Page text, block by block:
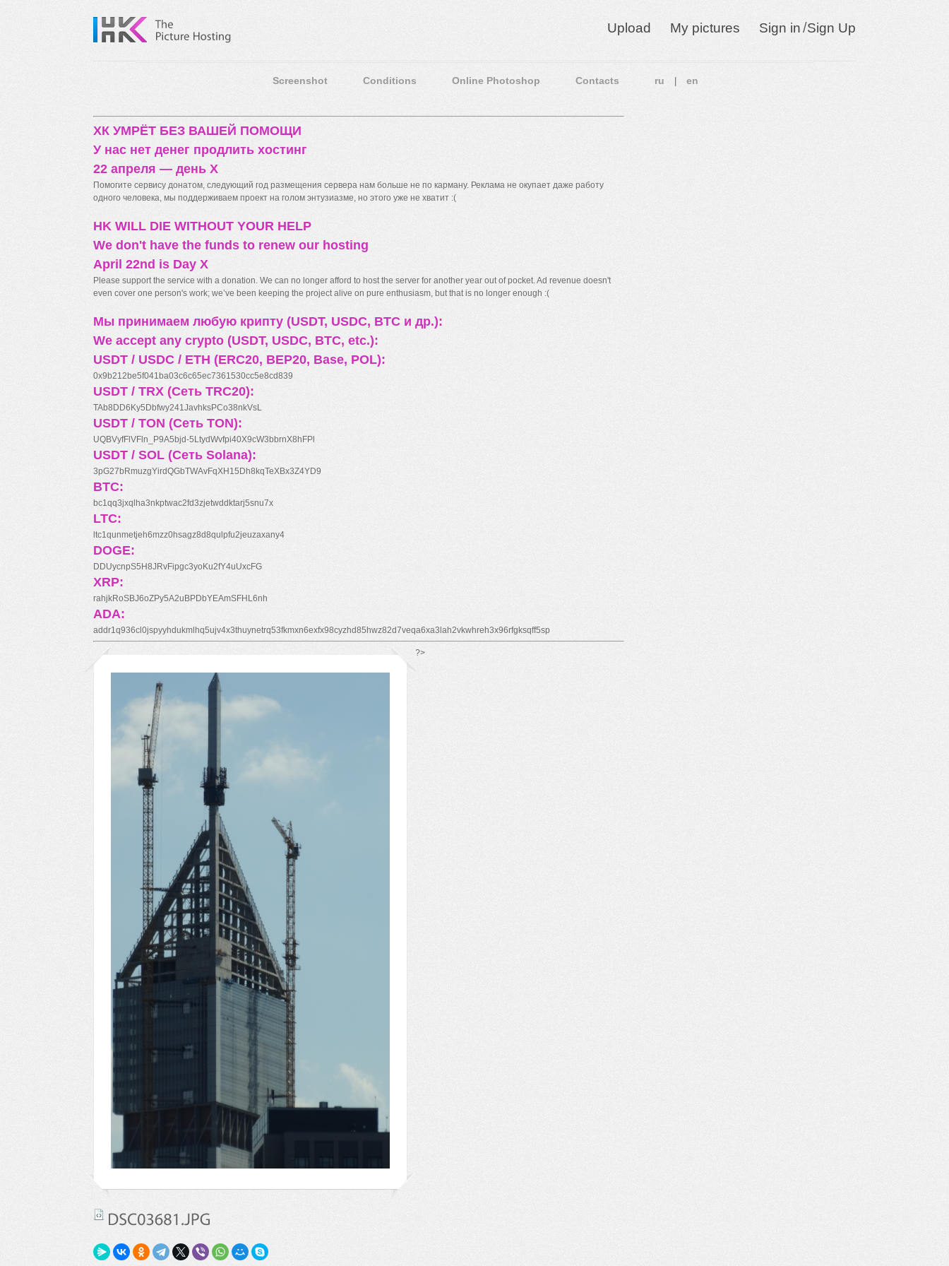
Upload My pictures Sign in/Sign Up
Screenshot Conditions Online Photoshop Contacts ru en
ХК УМРЁТ БЕЗ ВАШЕЙ ПОМОЩИ
У нас нет денег продлить хостинг
22 апреля — день X
Помогите сервису донатом, следующий год размещения сервера нам больше не по карману. Реклама не окупает даже работу
одного человека, мы поддерживаем проект на голом энтузиазме, но этого уже не хватит :(
HK WILL DIE WITHOUT YOUR HELP
We don't have the funds to renew our hosting
April 22nd is Day X
Please support the service with a donation. We can no longer afford to host the server for another year out of pocket. Ad revenue doesn't
even cover one person's work; we’ve been keeping the project alive on pure enthusiasm, but that is no longer enough :(
Мы принимаем любую крипту (USDT, USDC, BTC и др.):
We accept any crypto (USDT, USDC, BTC, etc.):
USDT / USDC / ETH (ERC20, BEP20, Base, POL):
0x9b212be5f041ba03c6c65ec7361530cc5e8cd839
USDT / TRX (Сеть TRC20):
TAb8DD6Ky5Dbfwy241JavhksPCo38nkVsL
USDT / TON (Сеть TON):
UQBVyfFlVFln_P9A5bjd-5LtydWvfpi40X9cW3bbrnX8hFPl
USDT / SOL (Сеть Solana):
3pG27bRmuzgYirdQGbTWAvFqXH15Dh8kqTeXBx3Z4YD9
BTC:
bc1qq3jxqlha3nkptwac2fd3zjetwddktarj5snu7x
LTC:
ltc1qunmetjeh6mzz0hsagz8d8qulpfu2jeuzaxany4
DOGE:
DDUycnpS5H8JRvFipgc3yoKu2fY4uUxcFG
XRP:
rahjkRoSBJ6oZPy5A2uBPDbYEAmSFHL6nh
ADA:
addr1q936cl0jspyyhdukmlhq5ujv4x3thuynetrq53fkmxn6exfx98cyzhd85hwz82d7veqa6xa3lah2vkwhreh3x96rfgksqff5sp
*/ ?>